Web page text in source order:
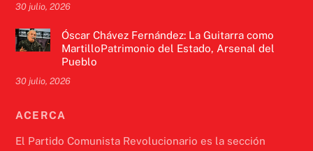
30 julio, 2026
Óscar Chávez Fernández: La Guitarra como
MartilloPatrimonio del Estado, Arsenal del
Pueblo
30 julio, 2026
ACERCA
El Partido Comunista Revolucionario es la sección